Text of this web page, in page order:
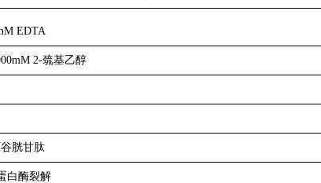
EDTA
2-巯基乙醇
胱甘肽
白酶裂解